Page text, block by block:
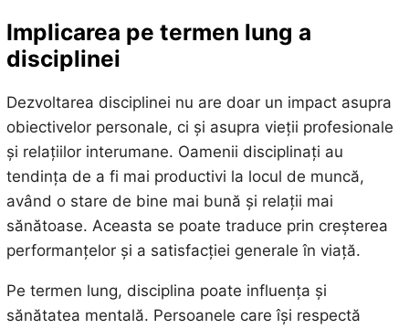
Implicarea pe termen lung a
disciplinei
Dezvoltarea disciplinei nu are doar un impact asupra
obiectivelor personale, ci și asupra vieții profesionale
și relațiilor interumane. Oamenii disciplinați au
tendința de a fi mai productivi la locul de muncă,
având o stare de bine mai bună și relații mai
sănătoase. Aceasta se poate traduce prin creșterea
performanțelor și a satisfacției generale în viață.
Pe termen lung, disciplina poate influența și
sănătatea mentală. Persoanele care își respectă